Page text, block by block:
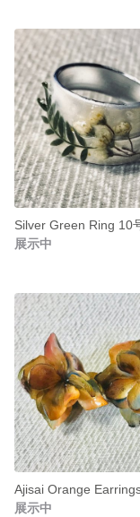
展示中
展示中